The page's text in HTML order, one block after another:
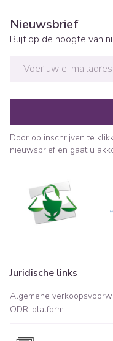
Nieuwsbrief
Blijf op de hoogte van
Door op inschrijven te
nieuwsbrief en gaat u
Juridische links
Algemene
ODR-platform